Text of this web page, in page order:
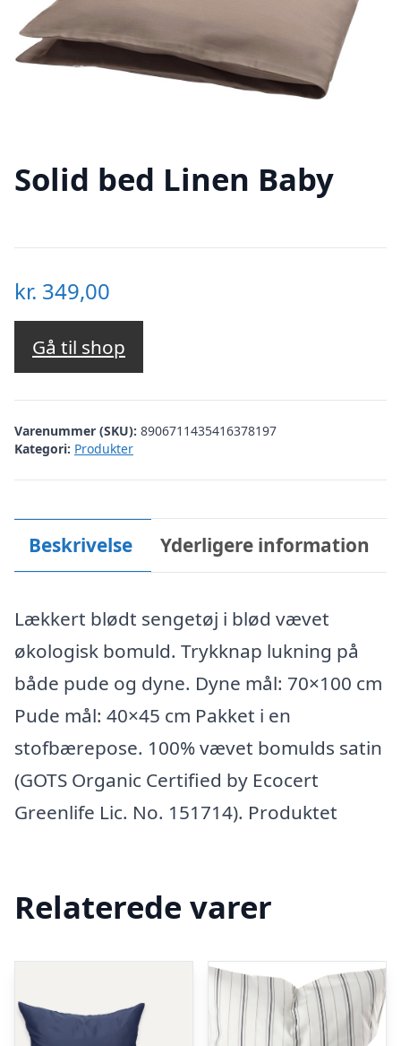
Solid bed Linen Baby
kr. 349,00
Gå til shop
Varenummer (SKU): 8906711435416378197
Kategori: Produkter
Beskrivelse Yderligere information
Lækkert blødt sengetøj i blød vævet
økologisk bomuld. Trykknap lukning på
både pude og dyne. Dyne mål: 70×100 cm
Pude mål: 40×45 cm Pakket i en
stofbærepose. 100% vævet bomulds satin
(GOTS Organic Certified by Ecocert
Greenlife Lic. No. 151714). Produktet
Relaterede varer